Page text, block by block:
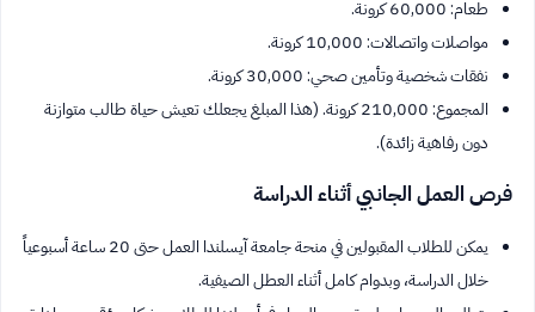
طعام: 60,000 كرونة.
مواصلات واتصالات: 10,000 كرونة.
نفقات شخصية وتأمين صحي: 30,000 كرونة.
المجموع: 210,000 كرونة. (هذا المبلغ يجعلك تعيش حياة طالب متوازنة
دون رفاهية زائدة).
فرص العمل الجانبي أثناء الدراسة
يمكن للطلاب المقبولين في منحة جامعة آيسلندا العمل حتى 20 ساعة أسبوعياً
خلال الدراسة، وبدوام كامل أثناء العطل الصيفية.